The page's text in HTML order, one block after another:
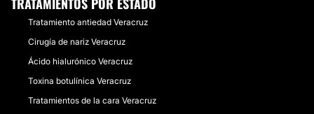
Tratamiento antiedad Veracruz
Cirugía de nariz Veracruz
Ácido hialurónico Veracruz
Toxina botulínica Veracruz
Tratamientos de la cara Veracruz